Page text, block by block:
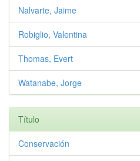
Nalvarte, Jaime
Robiglio, Valentina
Thomas, Evert
Watanabe, Jorge
Título
Conservación